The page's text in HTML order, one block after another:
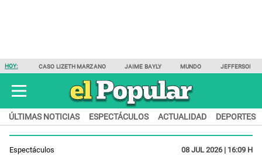
HOY: CASO LIZETH MARZANO JAIME BAYLY MUNDO JEFFERSON
ÚLTIMAS NOTICIAS ESPECTÁCULOS ACTUALIDAD DEPORTES
Espectáculos 08 JUL 2026 | 16:09 H